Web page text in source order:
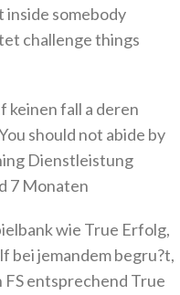
inside somebody
challenge things
keinen fall a deren
should not abide by
Dienstleistung
7 Monaten
wie True Erfolg,
bei jemandem begru?t,
entsprechend True